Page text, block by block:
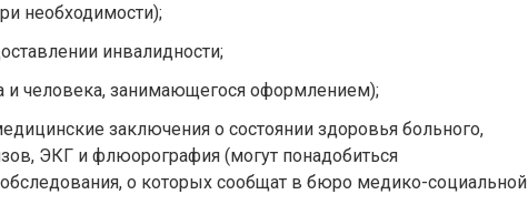
необходимости);
инвалидности;
и человека, занимающегося оформлением);
заключения о состоянии здоровья больного,
ЭКГ и флюорография (могут понадобиться
о которых сообщат в бюро медико-социальной